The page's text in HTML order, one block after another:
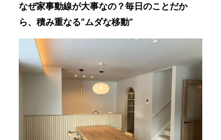
なぜ家事動線が大事なの？毎日のことだか
ら、積み重なる“ムダな移動”